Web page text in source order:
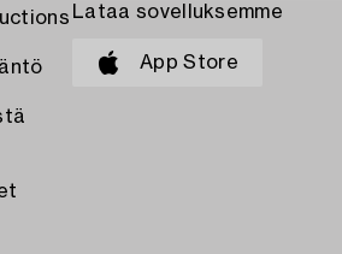
Lataa sovelluksemme
App Store